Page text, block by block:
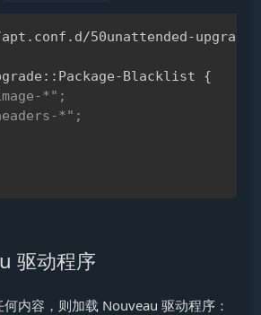
Blacklist {
*";
*";
Copy
驱动程序
内容，则加载 Nouveau 驱动程序：